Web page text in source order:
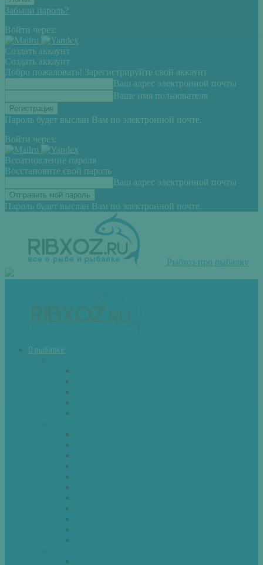
Забыли пароль?
Войти через:
Создать аккаунт
Создать аккаунт
Добро пожаловать! Зарегистрируйте свой аккаунт
Ваш адрес электронной почты
Ваше имя пользователя
Пароль будет выслан Вам по электронной почте.
Войти через:
Всоатновление пароля
Восстановите свой пароль
Ваш адрес электронной почты
Пароль будет выслан Вам по электронной почте.
Рыбхоз-про рыбалку
О рыбалке